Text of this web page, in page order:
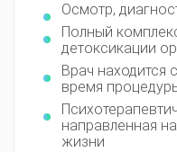
препаратов, для
организма.
с пациентом во
до 2.5 часов.
беседа,
на изменение образа